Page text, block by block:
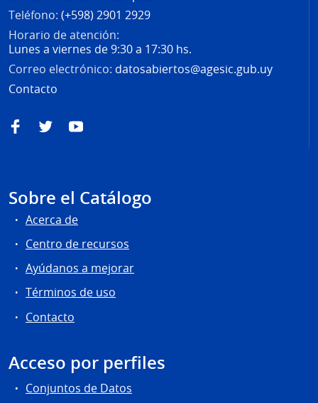
Teléfono: (+598) 2901 2929
Horario de atención:
Lunes a viernes de 9:30 a 17:30 hs.
Correo electrónico: datosabiertos@agesic.gub.uy
Contacto
FacebookTwitterYouTube
Sobre el Catálogo
Acerca de
Centro de recursos
Ayúdanos a mejorar
Términos de uso
Contacto
Acceso por perfiles
Conjuntos de Datos